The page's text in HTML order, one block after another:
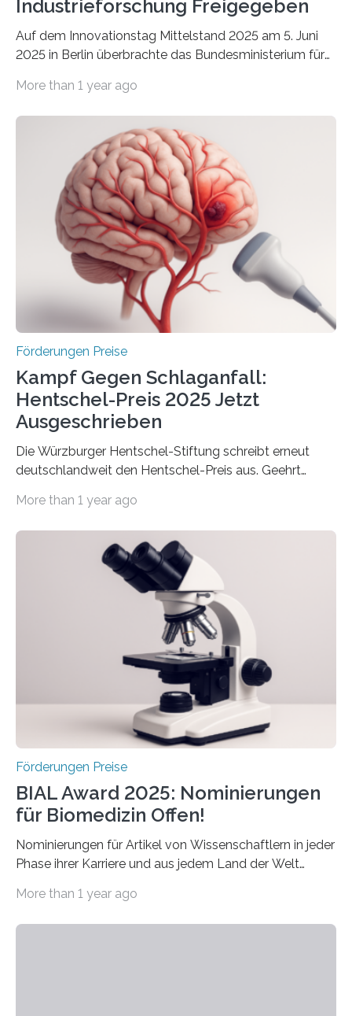
Industrieforschung Freigegeben
Auf dem Innovationstag Mittelstand 2025 am 5. Juni
2025 in Berlin überbrachte das Bundesministerium für
Überplanmäßige Verpflichtungsermächtigungen in
Woche vom Haushaltsausschuss freigegeben – unter
anderem zur Unterstützung der
Industrieforschungsprogramme Industrielle
Gemeinschaftsforschung (IGF), Zentrales
Innovationsprogramm Mittelstand (ZIM) und
Innovationskompetenz INNO-KOM. Auf dem
Innovationstag Mittelstand 2025 am 5. Juni 2025 in
Berlin überbrachte das Bundesministerium für
Wirtschaft und Energie eine gute Nachricht:
Überplanmäßige Verpflichtungsermächtigungen in
More than 1 year ago
Förderungen Preise
Kampf Gegen Schlaganfall:
Hentschel-Preis 2025 Jetzt
Ausgeschrieben
Die Würzburger Hentschel-Stiftung schreibt erneut
deutschlandweit den Hentschel-Preis aus. Geehrt
hochrangige wissenschaftliche Publikation zum Thema
Schlaganfall“ mit Sitz in Würzburg fördert die
Schlaganfallforschung, um die Behandlung der
Betroffenen zu verbessern. Dazu schreibt sie auch in
diesem Jahr wieder deutschlandweit den Hentschel-
Preis aus. Er richtet sich gezielt an jüngere
Forscherinnen und Forscher unter 40 Jahren. Geehrt
werden soll eine herausragende Doktorarbeit oder eine
hochrangige wissenschaftliche Publikation zum Thema
More than 1 year ago
Förderungen Preise
BIAL Award 2025: Nominierungen
für Biomedizin Offen!
Nominierungen für Artikel von Wissenschaftlern in jeder
Phase ihrer Karriere und aus jedem Land der Welt
Leben gerufen, um die bemerkenswertesten
More than 1 year ago